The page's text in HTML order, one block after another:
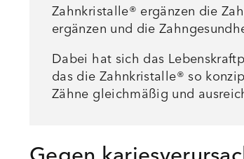
Zahnkristalle® ergänzen die
ergänzen und die
Dabei hat sich das
das die Zahnkristalle® so
Zähne gleichmäßig und